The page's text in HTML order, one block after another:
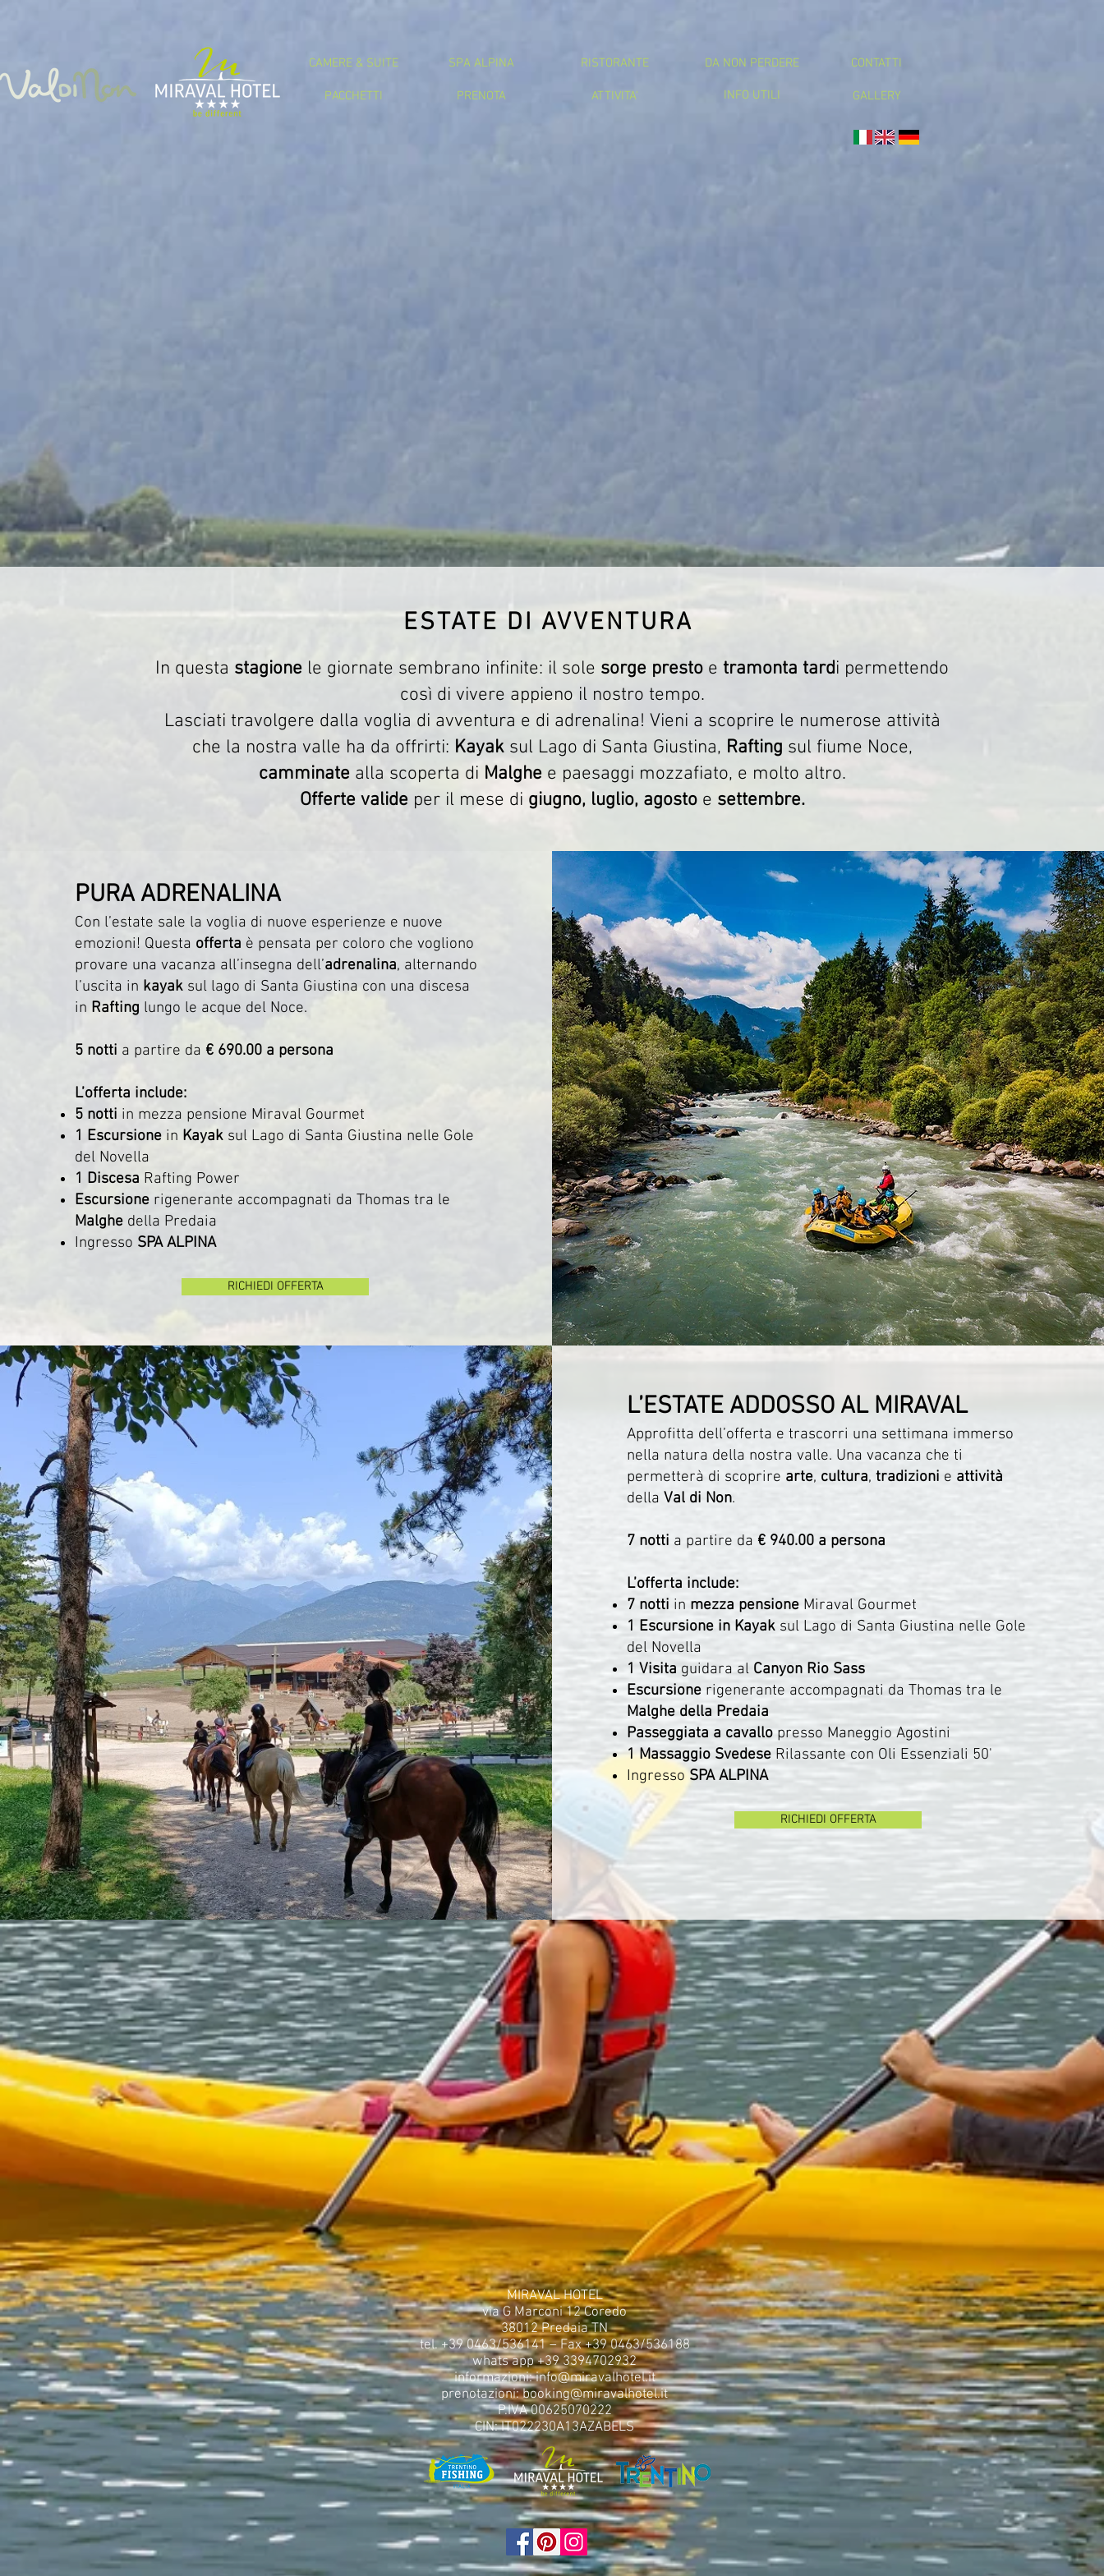
CAMERE & SUITE SPA ALPINA
PRENOTA
PACCHETTI
RISTORANTE DA NON PERDERE
ATTIVITA'
CONTATTI
GALLERY
INFO UTILI
ESTATE DI AVVENTURA
In questa stagione le giornate sembrano infinite: il sole sorge presto e tramonta tardi permettendo
così di vivere appieno il nostro tempo.
Lasciati travolgere dalla voglia di avventura e di adrenalina! Vieni a scoprire le numerose attività
che la nostra valle ha da offrirti: Kayaksul Lago di Santa Giustina, Rafting sul fiume Noce,
camminatealla scoperta di Malghee paesaggi mozzafiato, e molto altro.
Offerte valideper il mese di giugno, luglio, agostoe settembre.
PURA ADRENALINA
Con l’estate sale la voglia di nuove esperienze e nuove
emozioni! Questa offerta è pensata per coloro che vogliono
provare una vacanza all’insegna dell’adrenalina, alternando
l’uscita in kayak sul lago di Santa Giustina con una discesa
in Rafting lungo le acque del Noce.
5 notti a partire da € 690.00 a persona
L’offerta include:
5 notti in mezza pensione Miraval Gourmet
1 Escursione in Kayak sul Lago di Santa Giustina nelle Gole
del Novella
1 Discesa Rafting Power
Escursione rigenerante accompagnati da Thomas tra le
Malghe della Predaia
Ingresso SPA ALPINA
RICHIEDI OFFERTA
L’ESTATE ADDOSSO AL MIRAVAL
Approfitta dell’offerta e trascorri una settimana immerso
nella natura della nostra valle. Una vacanza che ti
permetterà di scoprire arte, cultura, tradizioni e attività
della Val di Non.
7 notti a partire da € 940.00 a persona
L’offerta include:
7 notti in mezza pensione Miraval Gourmet
1 Escursione in Kayak sul Lago di Santa Giustina nelle Gole
del Novella
1 Visita guidara al Canyon Rio Sass
Escursione rigenerante accompagnati da Thomas tra le
Malghe della Predaia
Passeggiata a cavallo presso Maneggio Agostini
1 Massaggio Svedese Rilassante con Oli Essenziali 50'
Ingresso SPA ALPINA
RICHIEDI OFFERTA
MIRAVAL HOTEL
via G Marconi 12 Coredo
38012 Predaia TN
tel. +39 0463/536141 – Fax +39 0463/536188
whats app +39 3394702932
informazioni:info@miravalhotel.it
prenotazioni:booking@miravalhotel.it
P.IVA 00625070222
CIN: IT022230A13AZABELS